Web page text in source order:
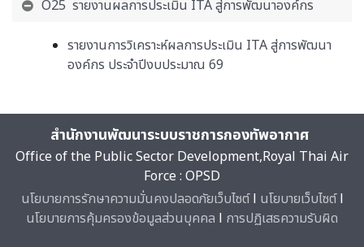
O25 รายงานผลการประเมิน ITA สู่การพัฒนาองค์กร
รายงานการวิเคราะห์ผลการประเมิน ITA สู่การพัฒนา
องค์กร ประจำปีงบประมาณ 69
สำนักงานพัฒนาระบบราชการกองทัพอากาศ
Office of the Public Sector Development,Royal Thai Air
Force : OPSD
​นโยบายการรักษาความมั่นคงปลอดภัยเว็บไซต์l นโยบายเว็บไซต์l
นโยบายการคุ้มครองข้อมูลส่วนบุคคล l การปฏิเสธความรับผิด